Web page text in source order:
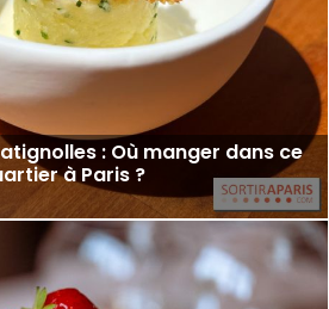
: Où manger dans ce
à Paris ?